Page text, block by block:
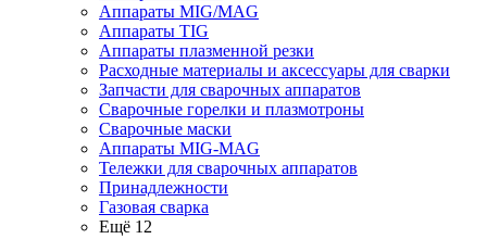
Аппараты MIG/MAG
Аппараты TIG
Аппараты плазменной резки
Расходные материалы и аксессуары для сварки
Запчасти для сварочных аппаратов
Сварочные горелки и плазмотроны
Сварочные маски
Аппараты MIG-MAG
Тележки для сварочных аппаратов
Принадлежности
Газовая сварка
Ещё 12